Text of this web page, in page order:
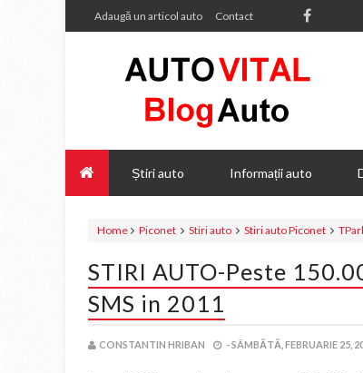
Adaugă un articol auto Contact
Știri auto Informații auto
Home Piconet Stiri auto Stiri auto Piconet
STIRI AUTO-Peste
SMS in 2011
CONSTANTIN HRIBAN -SÂMBĂTĂ, FEBRUARIE 25,